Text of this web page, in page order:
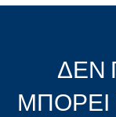
ΔΕΝ
ΜΠΟΡΕΙ